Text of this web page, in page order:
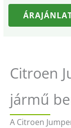
Citroen
jármű
A Citroen